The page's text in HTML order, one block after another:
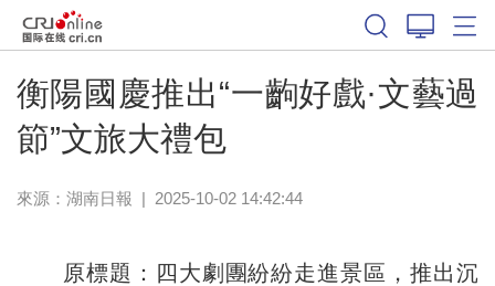
衡陽國慶推出“一齣好戲·文藝過
節”文旅大禮包
來源： 湖南日報 | 2025-10-02 14:42:44
原標題：四大劇團紛紛走進景區，推出沉